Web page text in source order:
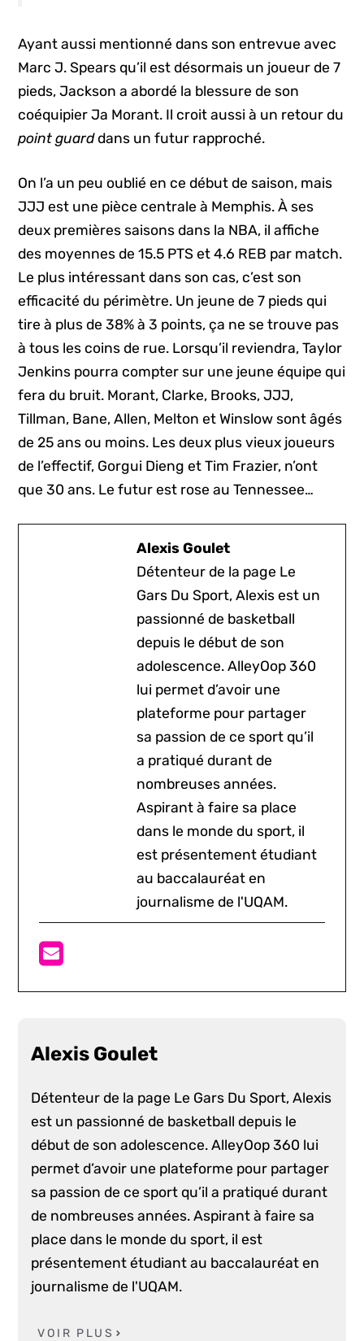
Ayant aussi mentionné dans son entrevue avec
Marc J. Spears qu’il est désormais un joueur de 7
pieds, Jackson a abordé la blessure de son
coéquipier Ja Morant. Il croit aussi à un retour du
point guarddans un futur rapproché.
On l’a un peu oublié en ce début de saison, mais
JJJ est une pièce centrale à Memphis. À ses
deux premières saisons dans la NBA, il affiche
des moyennes de 15.5 PTS et 4.6 REB par match.
Le plus intéressant dans son cas, c’est son
efficacité du périmètre. Un jeune de 7 pieds qui
tire à plus de 38% à 3 points, ça ne se trouve pas
à tous les coins de rue. Lorsqu’il reviendra, Taylor
Jenkins pourra compter sur une jeune équipe qui
fera du bruit. Morant, Clarke, Brooks, JJJ,
Tillman, Bane, Allen, Melton et Winslow sont âgés
de 25 ans ou moins. Les deux plus vieux joueurs
de l’effectif, Gorgui Dieng et Tim Frazier, n’ont
que 30 ans. Le futur est rose au Tennessee…
Alexis Goulet
Détenteur de la page Le
Gars Du Sport, Alexis est un
passionné de basketball
depuis le début de son
adolescence. AlleyOop 360
lui permet d’avoir une
plateforme pour partager
sa passion de ce sport qu’il
a pratiqué durant de
nombreuses années.
Aspirant à faire sa place
dans le monde du sport, il
est présentement étudiant
au baccalauréat en
journalisme de l'UQAM.
Alexis Goulet
Détenteur de la page Le Gars Du Sport, Alexis
est un passionné de basketball depuis le
début de son adolescence. AlleyOop 360 lui
permet d’avoir une plateforme pour partager
sa passion de ce sport qu’il a pratiqué durant
de nombreuses années. Aspirant à faire sa
place dans le monde du sport, il est
présentement étudiant au baccalauréat en
journalisme de l'UQAM.
VOIR PLUS